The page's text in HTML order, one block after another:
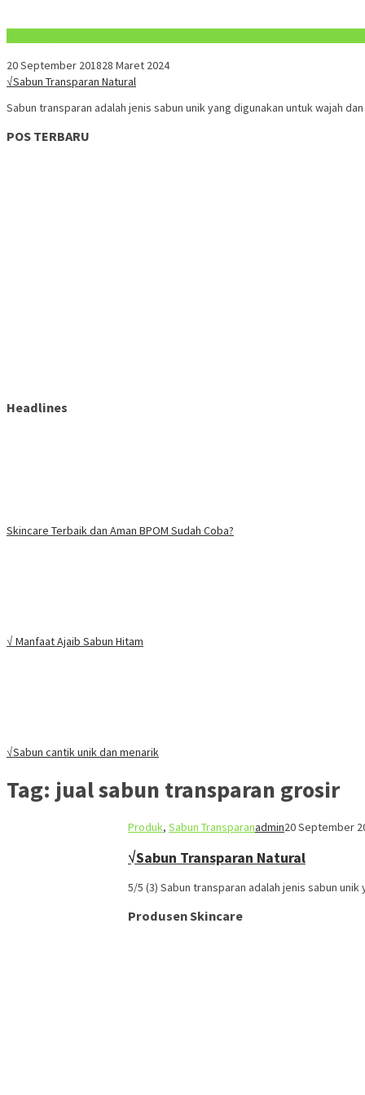
20 September 201828 Maret 2024
√Sabun Transparan Natural
Sabun transparan adalah jenis sabun unik yang digunakan untuk wajah
POS TERBARU
Headlines
Skincare Terbaik dan Aman BPOM Sudah Coba?
√ Manfaat Ajaib Sabun Hitam
√Sabun cantik unik dan menarik
Tag: jual sabun transparan grosir
Produk, Sabun Transparanadmin20 September
√Sabun Transparan Natural
5/5 (3) Sabun transparan adalah jenis sabun
Produsen Skincare